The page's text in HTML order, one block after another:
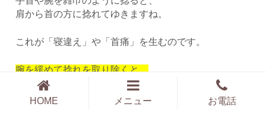
肩から首の方に捻れてゆきますね。
これが「寝違え」や「首痛」を生むのです。
腕を緩めて捻れを取り除くと、
ほぼほぼ首の痛みが改善します。
HOME メニュー お電話